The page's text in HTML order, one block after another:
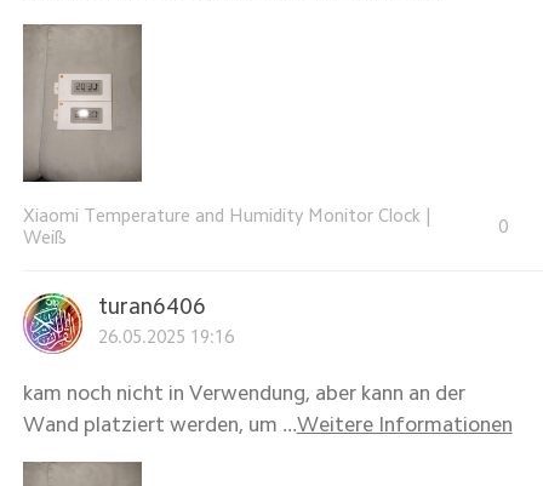
Xiaomi Temperature and Humidity Monitor Clock
Weiß
0
turan6406
26.05.2025 19:16
kam noch nicht in Verwendung, aber kann an der
Wand platziert werden, um ... Weitere Informationen